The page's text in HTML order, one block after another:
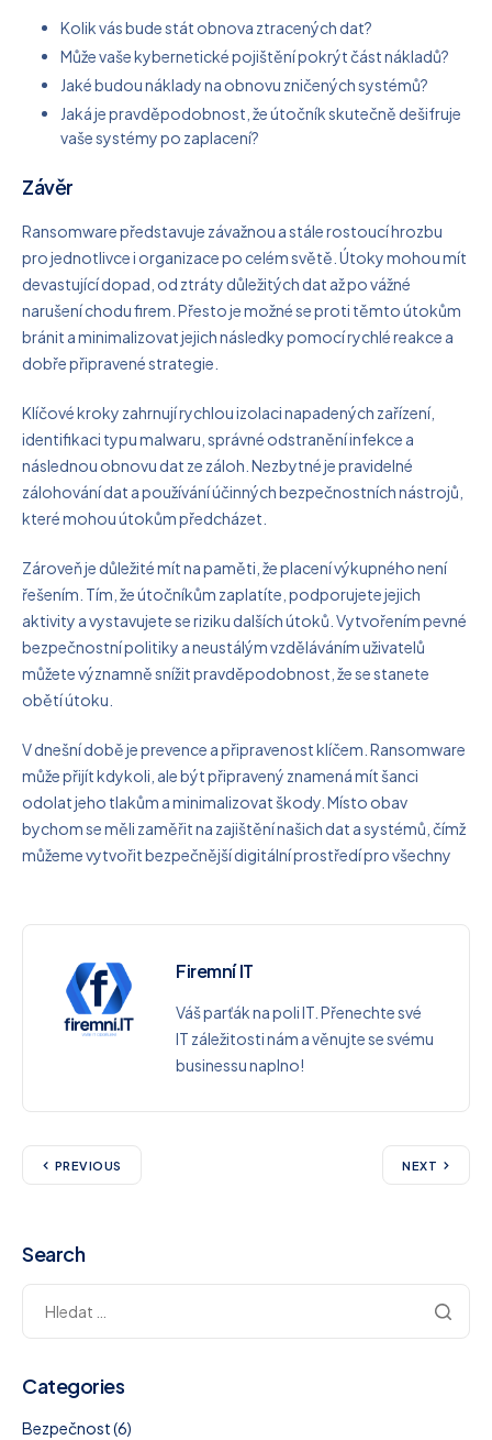
Kolik vás bude stát obnova ztracených dat?
Může vaše kybernetické pojištění pokrýt část nákladů?
Jaké budou náklady na obnovu zničených systémů?
Jaká je pravděpodobnost, že útočník skutečně dešifruje
vaše systémy po zaplacení?
Závěr
Ransomware představuje závažnou a stále rostoucí hrozbu
pro jednotlivce i organizace po celém světě. Útoky mohou mít
devastující dopad, od ztráty důležitých dat až po vážné
narušení chodu firem. Přesto je možné se proti těmto útokům
bránit a minimalizovat jejich následky pomocí rychlé reakce a
dobře připravené strategie.
Klíčové kroky zahrnují rychlou izolaci napadených zařízení,
identifikaci typu malwaru, správné odstranění infekce a
následnou obnovu dat ze záloh. Nezbytné je pravidelné
zálohování dat a používání účinných bezpečnostních nástrojů,
které mohou útokům předcházet.
Zároveň je důležité mít na paměti, že placení výkupného není
řešením. Tím, že útočníkům zaplatíte, podporujete jejich
aktivity a vystavujete se riziku dalších útoků. Vytvořením pevné
bezpečnostní politiky a neustálým vzděláváním uživatelů
můžete významně snížit pravděpodobnost, že se stanete
obětí útoku.
V dnešní době je prevence a připravenost klíčem. Ransomware
může přijít kdykoli, ale být připravený znamená mít šanci
odolat jeho tlakům a minimalizovat škody. Místo obav
bychom se měli zaměřit na zajištění našich dat a systémů, čímž
můžeme vytvořit bezpečnější digitální prostředí pro všechny
Firemní IT
Váš parťák na poli IT. Přenechte své
IT záležitosti nám a věnujte se svému
businessu naplno!
PREVIOUS NEXT
Search
Categories
Bezpečnost(6)